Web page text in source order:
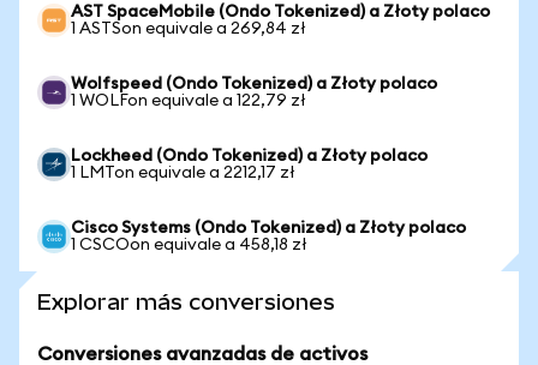
AST SpaceMobile (Ondo Tokenized) a Złoty polaco
1 ASTSon equivale a 269,84 zł
Wolfspeed (Ondo Tokenized) a Złoty polaco
1 WOLFon equivale a 122,79 zł
Lockheed (Ondo Tokenized) a Złoty polaco
1 LMTon equivale a 2212,17 zł
Cisco Systems (Ondo Tokenized) a Złoty polaco
1 CSCOon equivale a 458,18 zł
Explorar más conversiones
Conversiones avanzadas de activos